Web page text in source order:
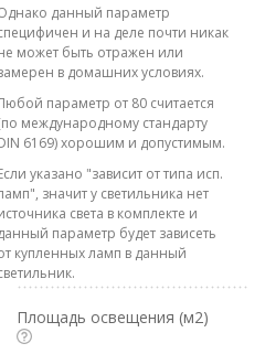
данный параметр
и на деле почти никак
может быть отражен или
в домашних условиях.
параметр от 80 считается
международному стандарту
6169) хорошим и допустимым.
указано "зависит от типа исп.
значит у светильника нет
света в комплекте и
параметр будет зависеть
купленных ламп в данный
Площадь освещения (м2)